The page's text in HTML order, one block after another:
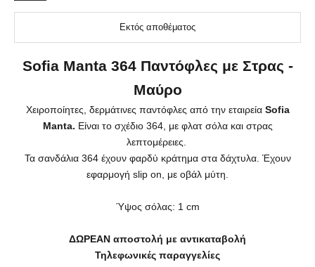
Εκτός αποθέματος
Sofia Manta 364 Παντόφλες με Στρας -
Μαύρο
Χειροποίητες, δερμάτινες παντόφλες από την εταιρείαSofia
Manta. Είναι το σχέδιο 364, με φλατ σόλα και στρας
λεπτομέρειες.
Τα σανδάλια 364 έχουν φαρδύ κράτημα στα δάχτυλα. Έχουν
εφαρμογή slip on, με οβάλ μύτη.
Ύψος σόλας: 1 cm
ΔΩΡΕΑΝ αποστολή με αντικαταβολή
Τηλεφωνικές παραγγελίες